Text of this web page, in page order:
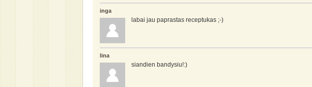
inga
labai jau paprastas receptukas ;-)
lina
siandien bandysiu!:)